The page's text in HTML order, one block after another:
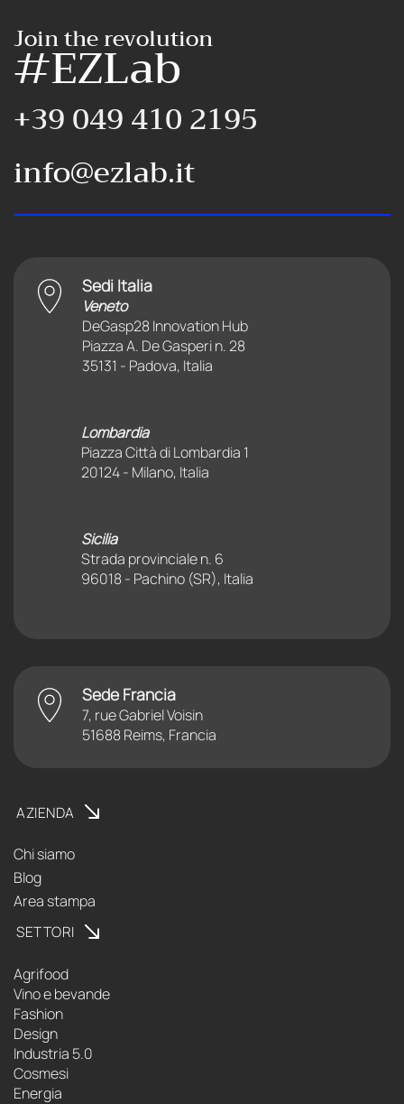
Join the revolution
#EZLab
+39 049 410 2195
info@ezlab.it
Sedi Italia
Veneto
DeGasp28 Innovation Hub
Piazza A. De Gasperi n. 28
35131 - Padova, Italia
Lombardia
Piazza Città di Lombardia 1
20124 - Milano, Italia
Sicilia
Strada provinciale n. 6
96018 - Pachino (SR), Italia
Sede Francia
7, rue Gabriel Voisin
51688 Reims, Francia
AZIENDA
Chi siamo
Blog
Area stampa
SETTORI
Agrifood
Vino e bevande
Fashion
Design
Industria 5.0
Cosmesi
Energia